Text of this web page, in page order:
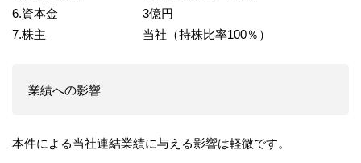
6.資本金 3億円
7.株主 当社（持株比率100％）
業績への影響
本件による当社連結業績に与える影響は軽微です。